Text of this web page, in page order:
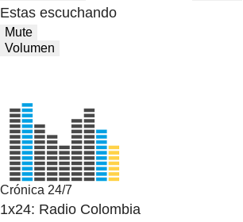
Estas escuchando
Mute
Volumen
Crónica 24/7
1x24: Radio Colombia